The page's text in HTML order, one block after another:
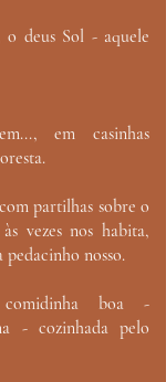
o deus Sol - aquele
em casinhas
partilhas sobre o
às vezes nos habita,
nosso.
boa -
- cozinhada pelo